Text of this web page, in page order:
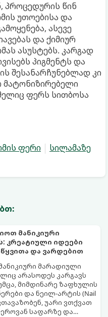
პროცედურის წინ
უთოებისა და
ასევე
და ქიმიურ
ასუსტებს. კარგად
პიგმენტს და
შესანარჩუნებლად კი
ფერს სითბოსა
ფერი სილამაზე
მანიკიური
კრეატიული იდეები
და ვარდებით
მარადიული
არასოდეს კარგავს
მიმდინარე ზაფხულის
და ნეილ-არტის (Nail
უარი ვთქვათ
საფარზე და